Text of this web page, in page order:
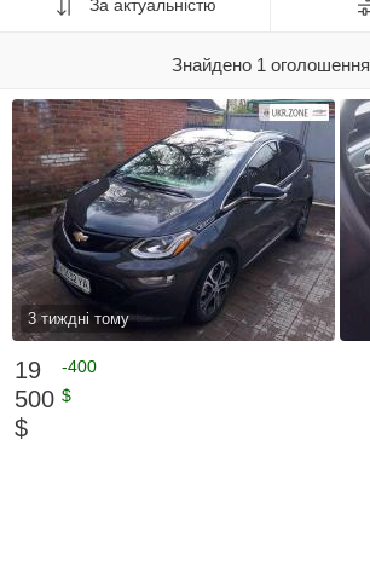
За актуальністю
Знайдено 1 оголошення
3 тиждні тому
19
500
$
-400
$